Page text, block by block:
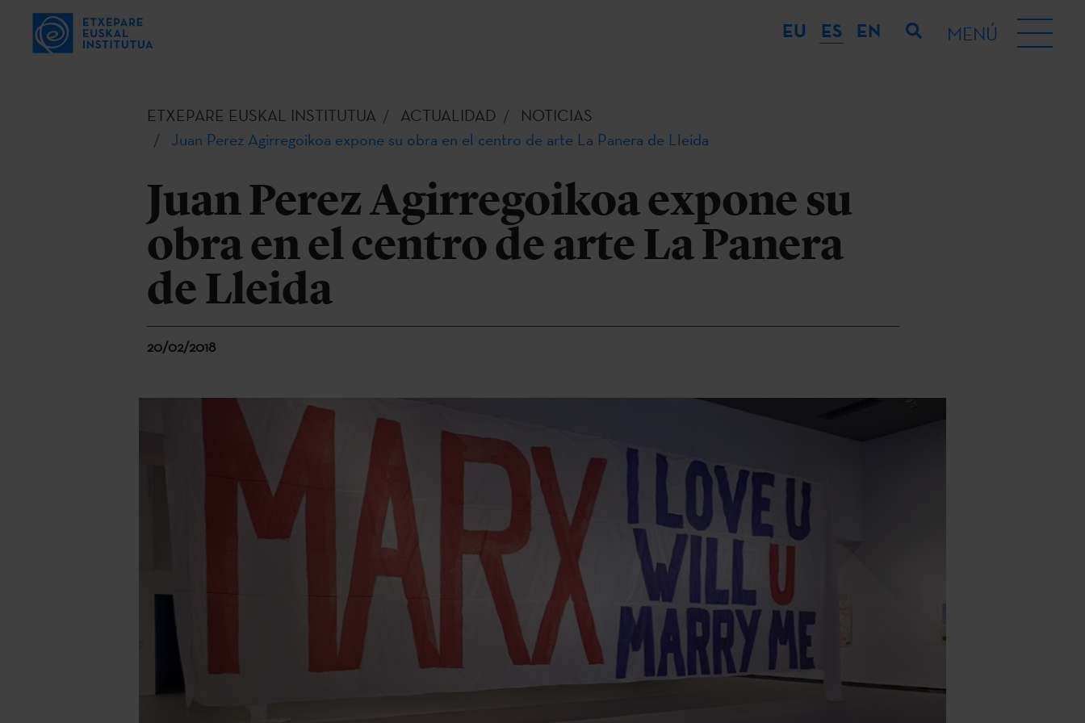
EU ES EN MENÚ
ETXEPARE EUSKAL INSTITUTUA ACTUALIDAD
NOTICIAS
Juan Perez Agirregoikoa expone su obra en el centro de arte La Panera de Lleida
Juan Perez Agirregoikoa expone su
obra en el centro de arte La Panera
de Lleida
20/02/2018